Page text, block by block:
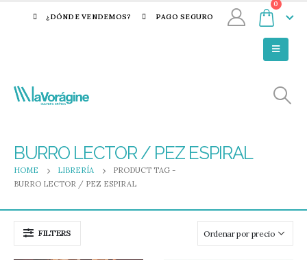
¿DÓNDE VENDEMOS? PAGO SEGURO
0
BURRO LECTOR / PEZ ESPIRAL
HOME LIBRERÍA
PRODUCT TAG -
BURRO LECTOR / PEZ ESPIRAL
FILTERS